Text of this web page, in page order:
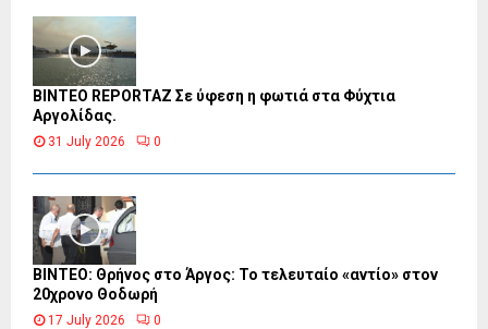
BINTEO REPORTAZ Σε ύφεση η φωτιά στα Φύχτια
Αργολίδας.
31 July 2026 0
ΒΙΝΤΕΟ: Θρήνος στο Άργος: Το τελευταίο «αντίο» στον
20χρονο Θοδωρή
17 July 2026 0